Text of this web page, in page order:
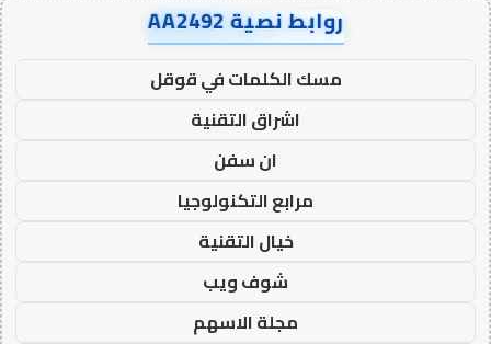
روابط نصية AA2492
مسك الكلمات في قوقل
اشراق التقنية
ان سفن
مرابع التكنولوجيا
خيال التقنية
شوف ويب
مجلة الاسهم